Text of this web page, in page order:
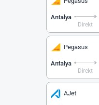
Antalya
Direkt
Pegasus
Antalya
Direkt
AJet